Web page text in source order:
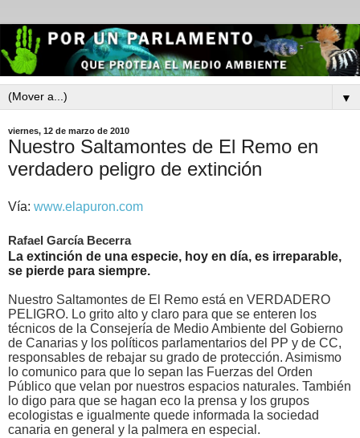
▼
viernes, 12 de marzo de 2010
Nuestro Saltamontes de El Remo en
verdadero peligro de extinción
Vía: www.elapuron.com
Rafael García Becerra
La extinción de una especie, hoy en día, es irreparable,
se pierde para siempre.
Nuestro Saltamontes de El Remo está en VERDADERO
PELIGRO. Lo grito alto y claro para que se enteren los
técnicos de la Consejería de Medio Ambiente del Gobierno
de Canarias y los políticos parlamentarios del PP y de CC,
responsables de rebajar su grado de protección. Asimismo
lo comunico para que lo sepan las Fuerzas del Orden
Público que velan por nuestros espacios naturales. También
lo digo para que se hagan eco la prensa y los grupos
ecologistas e igualmente quede informada la sociedad
canaria en general y la palmera en especial.